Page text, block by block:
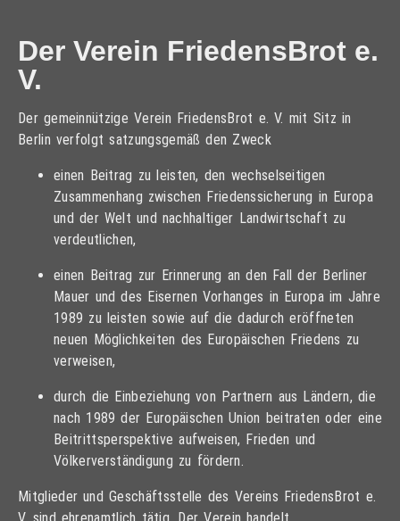
Der Verein FriedensBrot e.
V.
Der gemeinnützige Verein FriedensBrot e. V. mit Sitz in
Berlin verfolgt satzungsgemäß den Zweck
einen Beitrag zu leisten, den wechselseitigen
Zusammenhang zwischen Friedenssicherung in Europa
und der Welt und nachhaltiger Landwirtschaft zu
verdeutlichen,
einen Beitrag zur Erinnerung an den Fall der Berliner
Mauer und des Eisernen Vorhanges in Europa im Jahre
1989 zu leisten sowie auf die dadurch eröffneten
neuen Möglichkeiten des Europäischen Friedens zu
verweisen,
durch die Einbeziehung von Partnern aus Ländern, die
nach 1989 der Europäischen Union beitraten oder eine
Beitrittsperspektive aufweisen, Frieden und
Völkerverständigung zu fördern.
Mitglieder und Geschäftsstelle des Vereins FriedensBrot e.